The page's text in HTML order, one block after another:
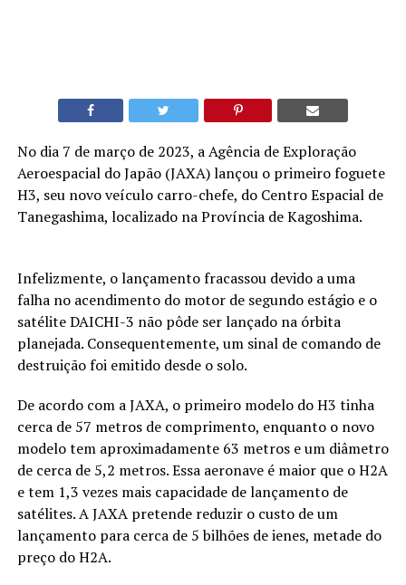
No dia 7 de março de 2023, a Agência de Exploração
Aeroespacial do Japão (JAXA) lançou o primeiro foguete
H3, seu novo veículo carro-chefe, do Centro Espacial de
Tanegashima, localizado na Província de Kagoshima.
Infelizmente, o lançamento fracassou devido a uma
falha no acendimento do motor de segundo estágio e o
satélite DAICHI-3 não pôde ser lançado na órbita
planejada. Consequentemente, um sinal de comando de
destruição foi emitido desde o solo.
De acordo com a JAXA, o primeiro modelo do H3 tinha
cerca de 57 metros de comprimento, enquanto o novo
modelo tem aproximadamente 63 metros e um diâmetro
de cerca de 5,2 metros. Essa aeronave é maior que o H2A
e tem 1,3 vezes mais capacidade de lançamento de
satélites. A JAXA pretende reduzir o custo de um
lançamento para cerca de 5 bilhões de ienes, metade do
preço do H2A.